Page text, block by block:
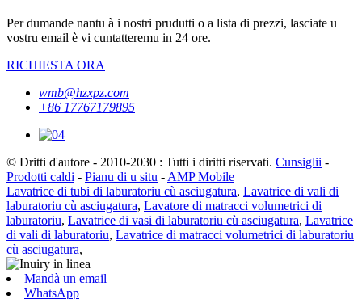
Per dumande nantu à i nostri prudutti o a lista di prezzi, lasciate u
vostru email è vi cuntatteremu in 24 ore.
RICHIESTA ORA
wmb@hzxpz.com
+86 17767179895
© Dritti d'autore - 2010-2030 : Tutti i diritti riservati. Cunsiglii -
Prodotti caldi - Pianu di u situ - AMP Mobile
Lavatrice di tubi di laburatoriu cù asciugatura, Lavatrice di vali di
laburatoriu cù asciugatura, Lavatore di matracci volumetrici di
laburatoriu, Lavatrice di vasi di laburatoriu cù asciugatura, Lavatrice
di vali di laburatoriu, Lavatrice di matracci volumetrici di laburatoriu
cù asciugatura,
Mandà un email
WhatsApp